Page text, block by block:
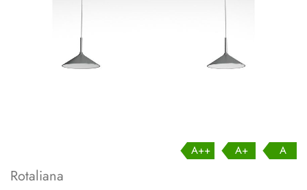
A++ A+ A
Rotaliana